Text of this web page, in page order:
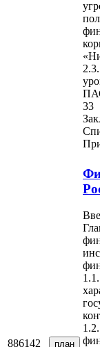
33
886142 план